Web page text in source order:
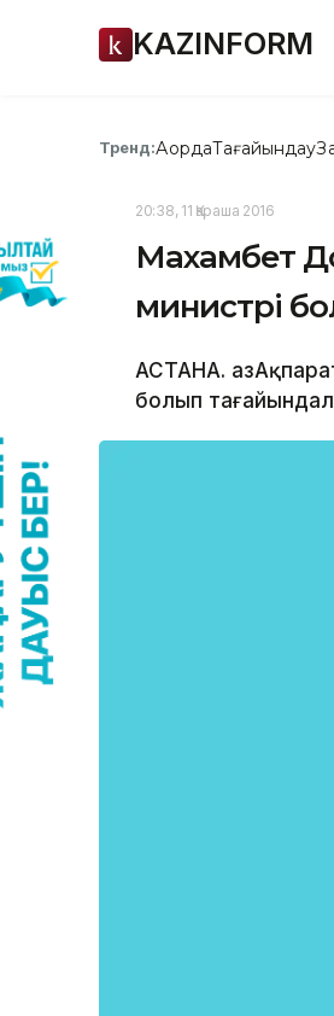
KAZINFORM
Тренд:АқордаТағайындау
20:38, 11 Қараша 2016
Махамбет
министрі
АСТАНА.
болып